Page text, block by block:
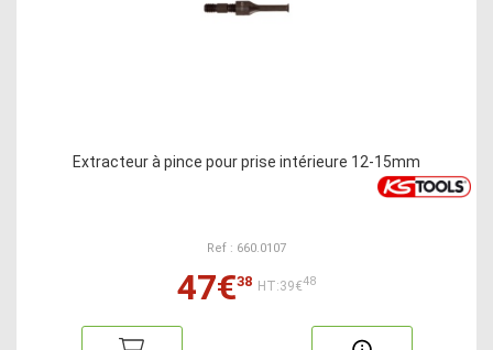
Extracteur à pince pour prise intérieure 12-15mm
Ref : 660.0107
47€38 HT:39€48